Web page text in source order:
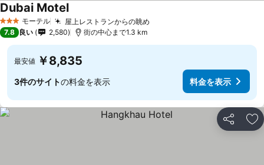
3 ホテルのランク
モーテル 屋上レストランからの眺め
Dubai Motel料金を表示
7.8 良い 2,580 街の中心まで1.3 km
最安値 ￥8,835
3件のサイトの料金を表示 料金を表示
シェア お